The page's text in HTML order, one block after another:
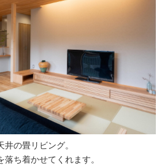
の畳リビング。
ち着かせてくれます。